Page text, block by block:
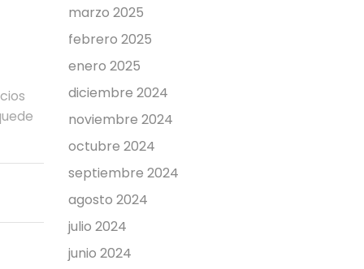
marzo 2025
febrero 2025
enero 2025
diciembre 2024
noviembre 2024
octubre 2024
septiembre 2024
agosto 2024
julio 2024
junio 2024